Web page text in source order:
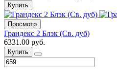
Купить
Просмотр
Грандекс 2 Блэк (Св. дуб)
6331.00 руб.
Купить